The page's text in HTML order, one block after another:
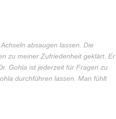
absaugen lassen. Die
zu meiner Zufriedenheit geklärt. Er
Gohla ist jederzeit für Fragen zu
durchführen lassen. Man fühlt